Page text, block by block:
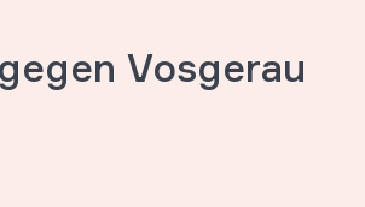
Vosgerau